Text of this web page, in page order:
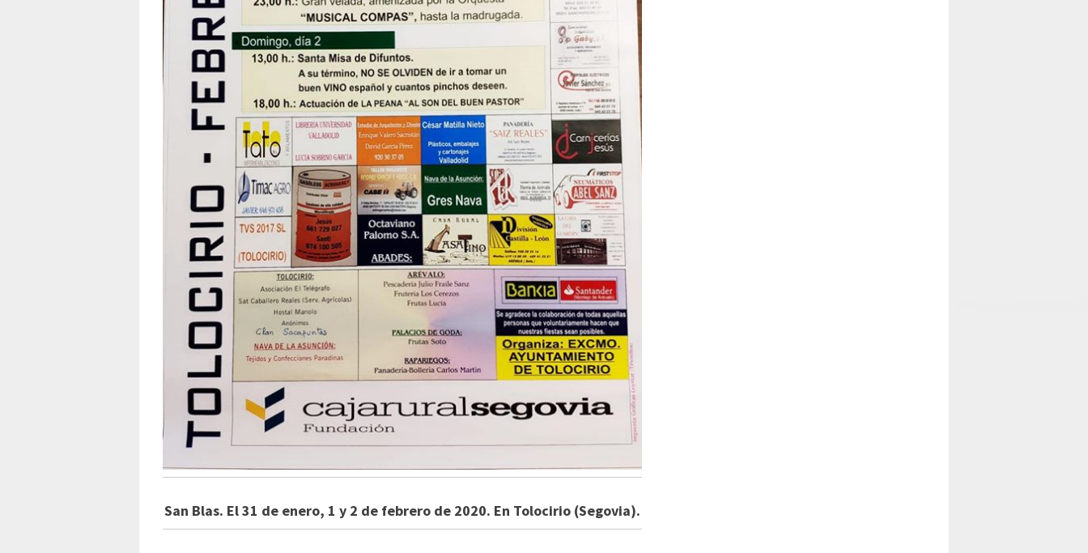
San Blas. El 31 de enero, 1 y 2 de febrero de 2020. En Tolocirio (Segovia).